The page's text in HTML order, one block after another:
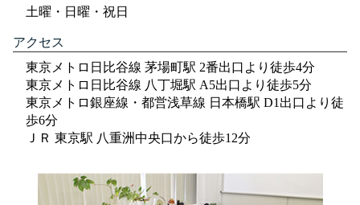
土曜・日曜・祝日
アクセス
東京メトロ日比谷線 茅場町駅 2番出口より徒歩4分
東京メトロ日比谷線 八丁堀駅 A5出口より徒歩5分
東京メトロ銀座線・都営浅草線 日本橋駅 D1出口より徒
歩6分
ＪＲ 東京駅 八重洲中央口から徒歩12分